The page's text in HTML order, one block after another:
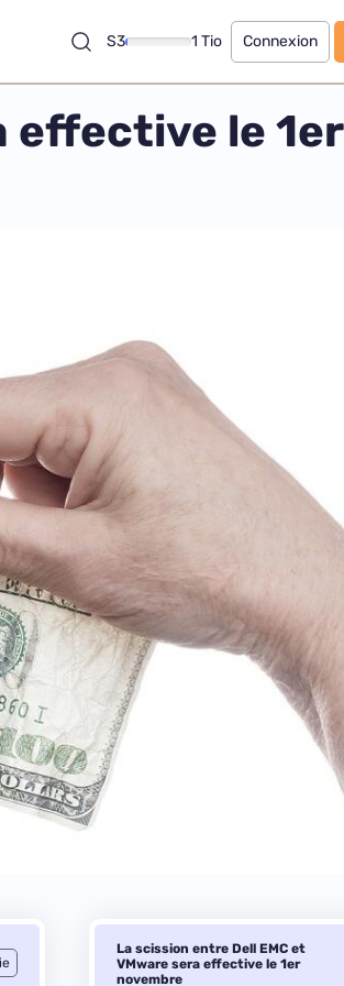
S3 1 Tio Connexion
effective le 1er
La scission entre Dell EMC et
VMware sera effective le 1er
novembre